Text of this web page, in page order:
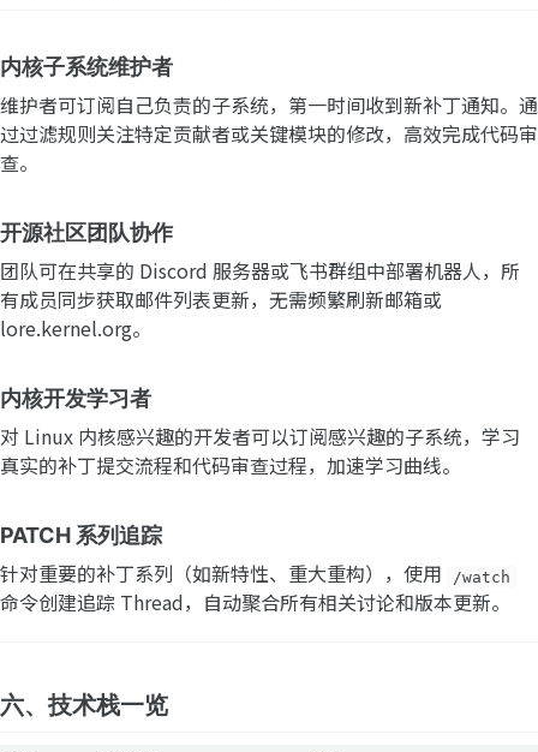
内核子系统维护者
维护者可订阅自己负责的子系统，第一时间收到新补丁通知。通
过过滤规则关注特定贡献者或关键模块的修改，高效完成代码审
查。
开源社区团队协作
团队可在共享的 Discord 服务器或飞书群组中部署机器人，所
有成员同步获取邮件列表更新，无需频繁刷新邮箱或
lore.kernel.org。
内核开发学习者
对 Linux 内核感兴趣的开发者可以订阅感兴趣的子系统，学习
真实的补丁提交流程和代码审查过程，加速学习曲线。
PATCH 系列追踪
针对重要的补丁系列（如新特性、重大重构），使用 /watch
命令创建追踪 Thread，自动聚合所有相关讨论和版本更新。
六、技术栈一览